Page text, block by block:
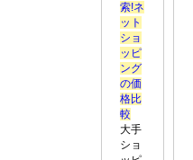
索!ネ
ット
ショ
ッピ
ング
の価
格比
較
大手
ショ